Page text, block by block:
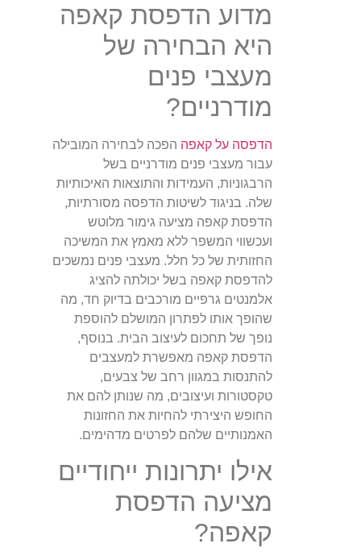
מדוע הדפסת קאפה
היא הבחירה של
מעצבי פנים
מודרניים?
הדפסה על קאפההפכה לבחירה המובילה
עבור מעצבי פנים מודרניים בשל
הרבגוניות, העמידות והתוצאות האיכותיות
שלה. בניגוד לשיטות הדפסה מסורתיות,
הדפסת קאפה מציעה גימור מלוטש
ועכשווי המשפר ללא מאמץ את המשיכה
החזותית של כל חלל. מעצבי פנים נמשכים
להדפסת קאפה בשל יכולתה להציג
אלמנטים גרפיים מורכבים בדיוק חד, מה
שהופך אותו לפתרון המושלם להוספת
נופך של תחכום לעיצוב הבית. בנוסף,
הדפסת קאפה מאפשרת למעצבים
להתנסות במגוון רחב של צבעים,
טקסטורות ועיצובים, מה שנותן להם את
החופש היצירתי להחיות את החזונות
האמנותיים שלהם לפרטים מדהימים.
אילו יתרונות ייחודיים
מציעה הדפסת
קאפה?